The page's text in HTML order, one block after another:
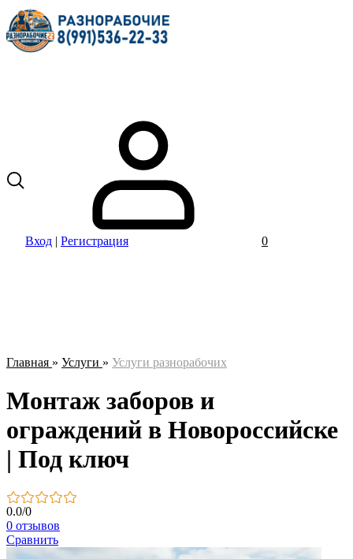
Вход | Регистрация 0
Главная » Услуги » Услуги разнорабочих
Монтаж заборов и
ограждений в Новороссийске
| Под ключ
0.0/0
0 отзывов
Сравнить